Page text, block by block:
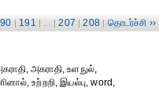
| 191 | ... | 207 | 208 | தொடர்ச்சி ››
அகராதி, உளநுல்,
உற்றறி, இயல்பு, word,